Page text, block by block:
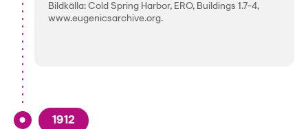
Bildkälla: Cold Spring Harbor, ERO, Buildings 1.7-4,
www.eugenicsarchive.org.
1912